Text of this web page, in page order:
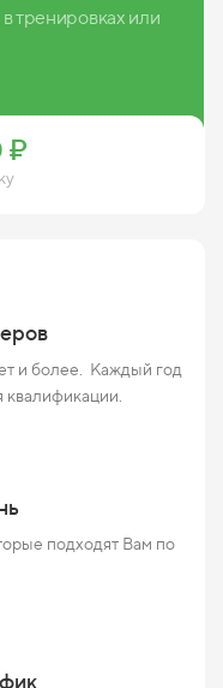
тренировках или
₽
и более. Каждый год
подходят Вам по